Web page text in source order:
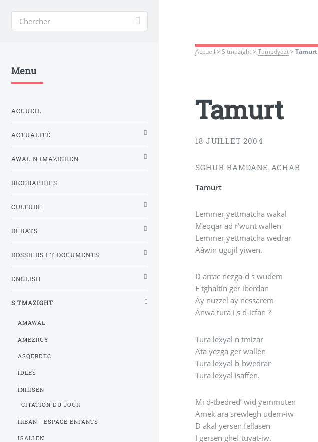
Accueil > S tmazight>Tamedyazt>Tamurt
Tamurt
18 JUILLET 2004
SGHUR RAMDANE ACHAB
Tamurt
Lemmer yettmatcha wakal
Meqqar ad r’wunt wallen
Lemmer yettmatcha wedrar
Aâwin ugujil yiwen.
D arrac nezga-d s wudem
F tghaltin ger iberdan
Ay nuzzel ay nessarem
Anwa tura i s d-icfan ?
Tura lexyal n tmizar
Ata yezga ger wallen
Tura lexyal b-bwedrar
Tura lexyal isaffen.
Mi d-tbedred’ wid yemmuten
Amek ara srewlegh udem-iw
D akal yersen fellasen
I gersen ghef tuyat-iw.
Menu
ACCUEIL
ACTUALITÉ
AWAL N IMAZIGHEN
BIOGRAPHIES
CULTURE
DÉBATS
DOSSIERS ET DOCUMENTS
ENGLISH
S TMAZIGHT
AMAWAL
AMEZRUY
ASQERDEC
IDLES
INHISEN
CITATION DU JOUR
IRBAN - ESPACE ENFANTS
ISALLEN